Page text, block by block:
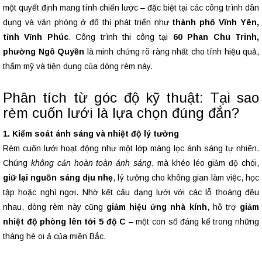
một quyết định mang tính chiến lược – đặc biệt tại các công trình dân
dụng và văn phòng ở đô thị phát triển như thành phố Vĩnh Yên,
tỉnh Vĩnh Phúc. Công trình thi công tại 60 Phan Chu Trinh,
phường Ngô Quyền là minh chứng rõ ràng nhất cho tính hiệu quả,
thẩm mỹ và tiện dụng của dòng rèm này.
Phân tích từ góc độ kỹ thuật: Tại sao
rèm cuốn lưới là lựa chọn đúng đắn?
1. Kiểm soát ánh sáng và nhiệt độ lý tưởng
Rèm cuốn lưới hoạt động như một lớp màng lọc ánh sáng tự nhiên.
Chúng không cản hoàn toàn ánh sáng, mà khéo léo giảm độ chói,
giữ lại nguồn sáng dịu nhẹ, lý tưởng cho không gian làm việc, học
tập hoặc nghỉ ngơi. Nhờ kết cấu dạng lưới với các lỗ thoáng đều
nhau, dòng rèm này cũng giảm hiệu ứng nhà kính, hỗ trợ giảm
nhiệt độ phòng lên tới 5 độ C – một con số đáng kể trong những
tháng hè oi ả của miền Bắc.